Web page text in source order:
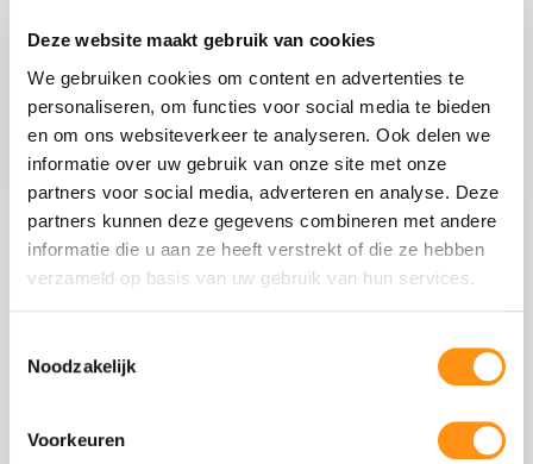
Deze website maakt gebruik van cookies
We gebruiken cookies om content en advertenties te
personaliseren, om functies voor social media te bieden
en om ons websiteverkeer te analyseren. Ook delen we
informatie over uw gebruik van onze site met onze
partners voor social media, adverteren en analyse. Deze
partners kunnen deze gegevens combineren met andere
informatie die u aan ze heeft verstrekt of die ze hebben
verzameld op basis van uw gebruik van hun services.
Noodzakelijk
Voorkeuren
Glastype
Helder glas
Glasranden
Geslepen (niet scherp)
Profielmateriaal
Aluminium 6063-T6
Afwerking
Wit RAL 9010
Wieltype
RVS 304, verstelbaar
Aantal rails
-rail systeem